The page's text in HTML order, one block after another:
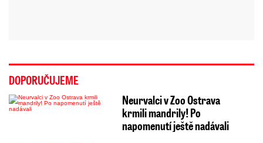
DOPORUČUJEME
Neurvalci v Zoo Ostrava
krmili mandrily! Po
napomenutí ještě nadávali